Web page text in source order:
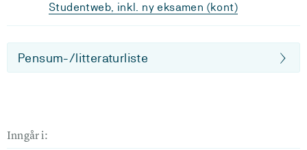
Studentweb, inkl. ny eksamen (kont)
Pensum-/litteraturliste
Inngår i: